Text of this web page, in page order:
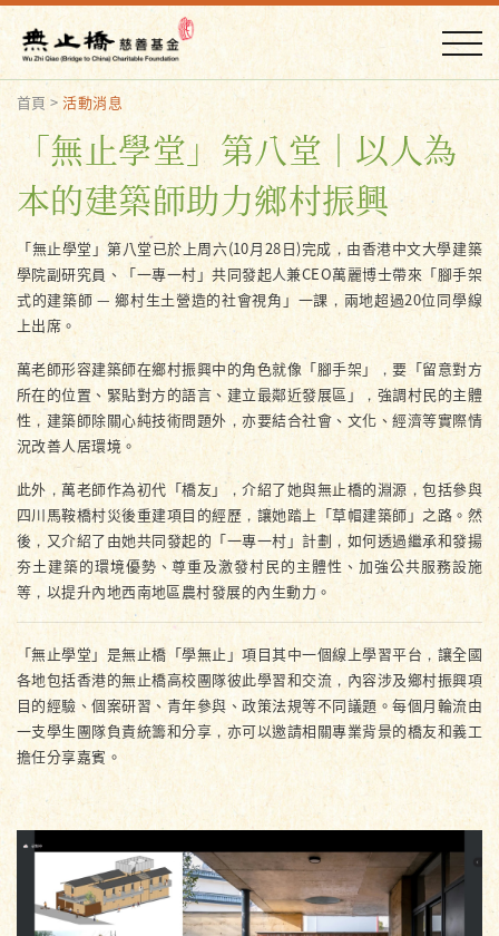
首頁>活動消息
「無止學堂」第八堂｜以人為
本的建築師助力鄉村振興
「無止學堂」第八堂已於上周六(10月28日)完成，由香港中文大學建築
學院副研究員、「一專一村」共同發起人兼CEO萬麗博士帶來「腳手架
式的建築師 — 鄉村生土營造的社會視角」一課，兩地超過20位同學線
上出席。
萬老師形容建築師在鄉村振興中的角色就像「腳手架」，要「留意對方
所在的位置、緊貼對方的語言、建立最鄰近發展區」，強調村民的主體
性，建築師除關心純技術問題外，亦要結合社會、文化、經濟等實際情
況改善人居環境。
此外，萬老師作為初代「橋友」，介紹了她與無止橋的淵源，包括參與
四川馬鞍橋村災後重建項目的經歷，讓她踏上「草帽建築師」之路。然
後，又介紹了由她共同發起的「一專一村」計劃，如何透過繼承和發揚
夯土建築的環境優勢、尊重及激發村民的主體性、加強公共服務設施
等，以提升內地西南地區農村發展的內生動力。
「無止學堂」是無止橋「學無止」項目其中一個線上學習平台，讓全國
各地包括香港的無止橋高校團隊彼此學習和交流，內容涉及鄉村振興項
目的經驗、個案研習、青年參與、政策法規等不同議題。每個月輪流由
一支學生團隊負責統籌和分享，亦可以邀請相關專業背景的橋友和義工
擔任分享嘉賓。